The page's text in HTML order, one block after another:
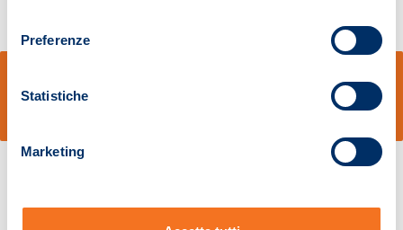
Preferenze
Statistiche
Marketing
Pistoia 01680210505 – R.E.A. n.155974 - Cap.Soc. € 2.000.000,00 i.v. La
Società adotta il Codice Etico D.lgs. 231/01